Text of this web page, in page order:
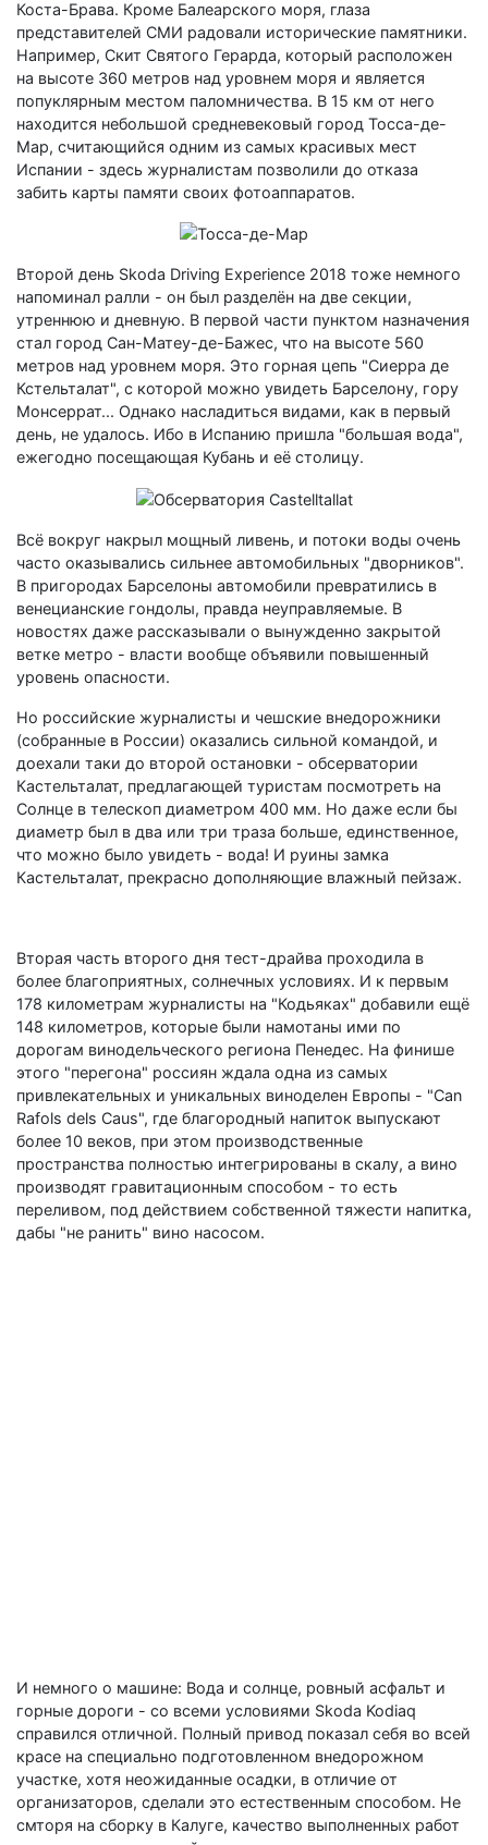
Коста-Брава. Кроме Балеарского моря, глаза
представителей СМИ радовали исторические памятники.
Например, Скит Святого Герарда, который расположен
на высоте 360 метров над уровнем моря и является
попуклярным местом паломничества. В 15 км от него
находится небольшой средневековый город Тосса-де-
Мар, считающийся одним из самых красивых мест
Испании - здесь журналистам позволили до отказа
забить карты памяти своих фотоаппаратов.
Второй день Skoda Driving Experience 2018 тоже немного
напоминал ралли - он был разделён на две секции,
утреннюю и дневную. В первой части пунктом назначения
стал город Сан-Матеу-де-Бажес, что на высоте 560
метров над уровнем моря. Это горная цепь "Сиерра де
Кстельталат", с которой можно увидеть Барселону, гору
Монсеррат... Однако насладиться видами, как в первый
день, не удалось. Ибо в Испанию пришла "большая вода",
ежегодно посещающая Кубань и её столицу.
Всё вокруг накрыл мощный ливень, и потоки воды очень
часто оказывались сильнее автомобильных "дворников".
В пригородах Барселоны автомобили превратились в
венецианские гондолы, правда неуправляемые. В
новостях даже рассказывали о вынужденно закрытой
ветке метро - власти вообще объявили повышенный
уровень опасности.
Но российские журналисты и чешские внедорожники
(собранные в России) оказались сильной командой, и
доехали таки до второй остановки - обсерватории
Кастельталат, предлагающей туристам посмотреть на
Солнце в телескоп диаметром 400 мм. Но даже если бы
диаметр был в два или три траза больше, единственное,
что можно было увидеть - вода! И руины замка
Кастельталат, прекрасно дополняющие влажный пейзаж.
Вторая часть второго дня тест-драйва проходила в
более благоприятных, солнечных условиях. И к первым
178 километрам журналисты на "Кодьяках" добавили ещё
148 километров, которые были намотаны ими по
дорогам винодельческого региона Пенедес. На финише
этого "перегона" россиян ждала одна из самых
привлекательных и уникальных виноделен Европы - "Can
Rafols dels Caus", где благородный напиток выпускают
более 10 веков, при этом производственные
пространства полностью интегрированы в скалу, а вино
производят гравитационным способом - то есть
переливом, под действием собственной тяжести напитка,
дабы "не ранить" вино насосом.
И немного о машине: Вода и солнце, ровный асфальт и
горные дороги - со всеми условиями Skoda Kodiaq
справился отличной. Полный привод показал себя во всей
красе на специально подготовленном внедорожном
участке, хотя неожиданные осадки, в отличие от
организаторов, сделали это естественным способом. Не
смторя на сборку в Калуге, качество выполненных работ